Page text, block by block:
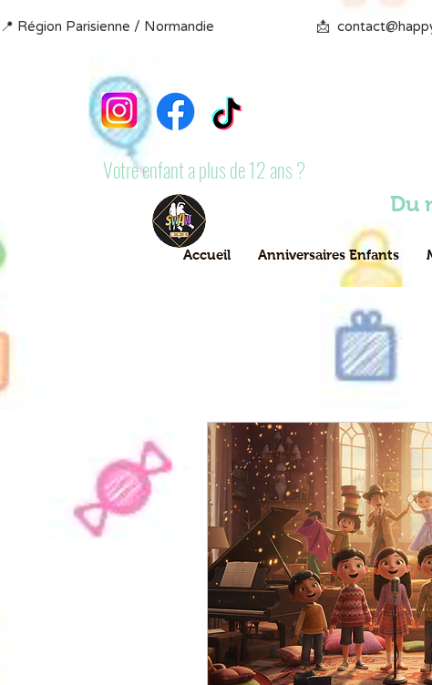
📍 Région Parisienne / Normandie                            📩
Votre enfant a plus de 12 ans ?
Du
Accueil Anniversaires Enfants